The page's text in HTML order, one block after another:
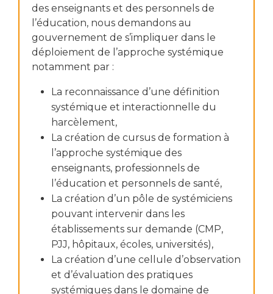
des enseignants et des personnels de
l’éducation, nous demandons au
gouvernement de s’impliquer dans le
déploiement de l’approche systémique
notamment par :
La reconnaissance d’une définition
systémique et interactionnelle du
harcèlement,
La création de cursus de formation à
l’approche systémique des
enseignants, professionnels de
l’éducation et personnels de santé,
La création d’un pôle de systémiciens
pouvant intervenir dans les
établissements sur demande (CMP,
PJJ, hôpitaux, écoles, universités),
La création d’une cellule d’observation
et d’évaluation des pratiques
systémiques dans le domaine de